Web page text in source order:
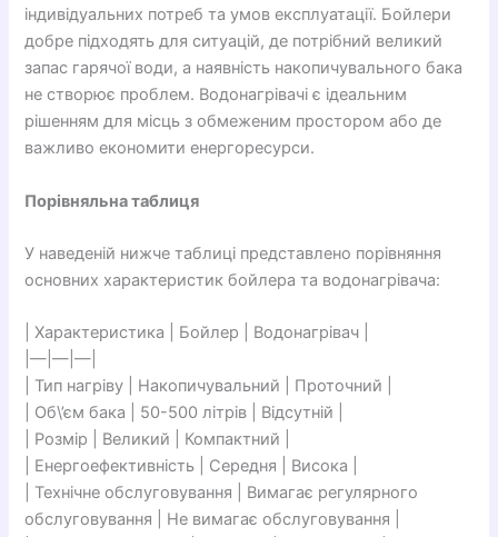
індивідуальних потреб та умов експлуатації. Бойлери
добре підходять для ситуацій, де потрібний великий
запас гарячої води, а наявність накопичувального бака
не створює проблем. Водонагрівачі є ідеальним
рішенням для місць з обмеженим простором або де
важливо економити енергоресурси.
Порівняльна таблиця
У наведеній нижче таблиці представлено порівняння
основних характеристик бойлера та водонагрівача:
| Характеристика | Бойлер | Водонагрівач |
|—|—|—|
| Тип нагріву | Накопичувальний | Проточний |
| Об\’єм бака | 50-500 літрів | Відсутній |
| Розмір | Великий | Компактний |
| Енергоефективність | Середня | Висока |
| Технічне обслуговування | Вимагає регулярного
обслуговування | Не вимагає обслуговування |